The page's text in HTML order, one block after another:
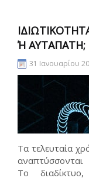
Ή ΑΥΤΑΠΆΤΗ;
31 Ιανουαρίου
Τα τελευταία
αναπτύσσονται
Το